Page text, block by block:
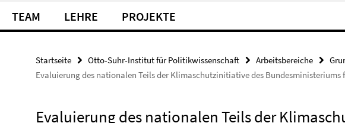
TEAM LEHRE PROJEKTE
Startseite Otto-Suhr-Institut für Politikwissenschaft Arbeitsbereiche
Evaluierung des nationalen Teils der Klimaschutzinitiative des
Evaluierung des nationalen Teils der